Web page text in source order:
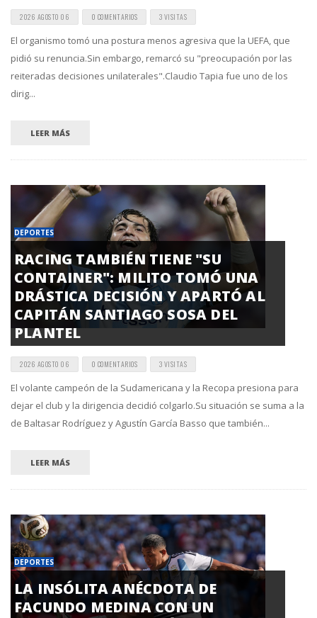
2026 AGOSTO 06 0 COMENTARIOS 3 VISITAS
El organismo tomó una postura menos agresiva que la UEFA, que
pidió su renuncia.Sin embargo, remarcó su "preocupación por las
reiteradas decisiones unilaterales".Claudio Tapia fue uno de los
dirig...
LEER MÁS
DEPORTES
RACING TAMBIÉN TIENE "SU
CONTAINER": MILITO TOMÓ UNA
DRÁSTICA DECISIÓN Y APARTÓ AL
CAPITÁN SANTIAGO SOSA DEL
PLANTEL
2026 AGOSTO 06 0 COMENTARIOS 3 VISITAS
El volante campeón de la Sudamericana y la Recopa presiona para
dejar el club y la dirigencia decidió colgarlo.Su situación se suma a la
de Baltasar Rodríguez y Agustín García Basso que también...
LEER MÁS
DEPORTES
LA INSÓLITA ANÉCDOTA DE
FACUNDO MEDINA CON UN